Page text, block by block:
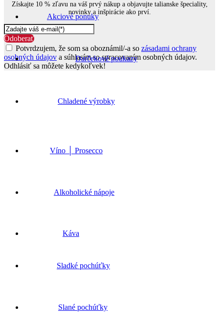
Akciové ponuky
Darčekové poukazy
Chladené výrobky
Víno │ Prosecco
Alkoholické nápoje
Káva
Sladké pochúťky
Slané pochúťky
Získajte 10 % zľavu na váš prvý nákup a objavujte talianske špeciality,
novinky a inšpirácie ako prví.
Odoberať
Potvrdzujem, že som sa oboznámil/-a so zásadami ochrany
osobných údajov a súhlasím so spracovaním osobných údajov.
Odhlásiť sa môžete kedykoľvek!